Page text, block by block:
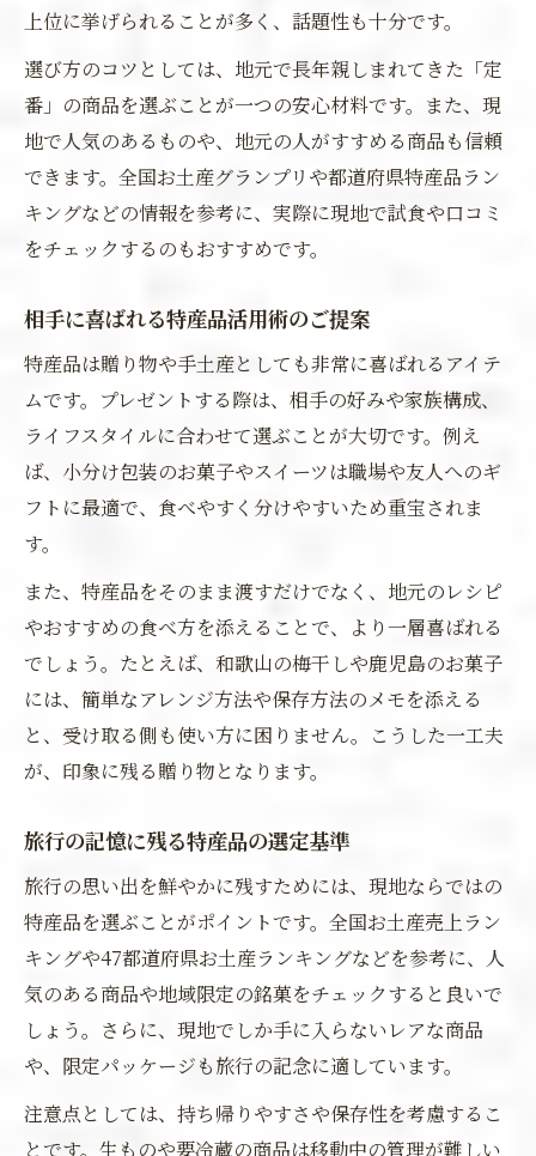
上位に挙げられることが多く、話題性も十分です。
選び方のコツとしては、地元で長年親しまれてきた「定
番」の商品を選ぶことが一つの安心材料です。また、現
地で人気のあるものや、地元の人がすすめる商品も信頼
できます。全国お土産グランプリや都道府県特産品ラン
キングなどの情報を参考に、実際に現地で試食や口コミ
をチェックするのもおすすめです。
相手に喜ばれる特産品活用術のご提案
特産品は贈り物や手土産としても非常に喜ばれるアイテ
ムです。プレゼントする際は、相手の好みや家族構成、
ライフスタイルに合わせて選ぶことが大切です。例え
ば、小分け包装のお菓子やスイーツは職場や友人へのギ
フトに最適で、食べやすく分けやすいため重宝されま
す。
また、特産品をそのまま渡すだけでなく、地元のレシピ
やおすすめの食べ方を添えることで、より一層喜ばれる
でしょう。たとえば、和歌山の梅干しや鹿児島のお菓子
には、簡単なアレンジ方法や保存方法のメモを添える
と、受け取る側も使い方に困りません。こうした一工夫
が、印象に残る贈り物となります。
旅行の記憶に残る特産品の選定基準
旅行の思い出を鮮やかに残すためには、現地ならではの
特産品を選ぶことがポイントです。全国お土産売上ラン
キングや47都道府県お土産ランキングなどを参考に、人
気のある商品や地域限定の銘菓をチェックすると良いで
しょう。さらに、現地でしか手に入らないレアな商品
や、限定パッケージも旅行の記念に適しています。
注意点としては、持ち帰りやすさや保存性を考慮するこ
とです。生ものや要冷蔵の商品は移動中の管理が難しい